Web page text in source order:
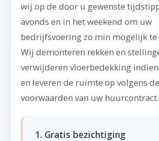
wij op de door u gewenste
avonds en in het weekend om uw
bedrijfsvoering zo min mogelijk te
Wij demonteren rekken en
verwijderen vloerbedekking
en leveren de ruimte op volgens de
voorwaarden van uw huurcontract.
1. Gratis bezichtiging